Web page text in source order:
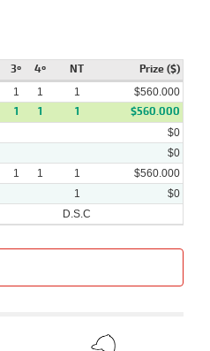
3º 4º NT Prize ($)
1 1 1 $560.000
1 1 1 $560.000
$0
$0
1 1 1
$560.000
1
$0
D.S.C